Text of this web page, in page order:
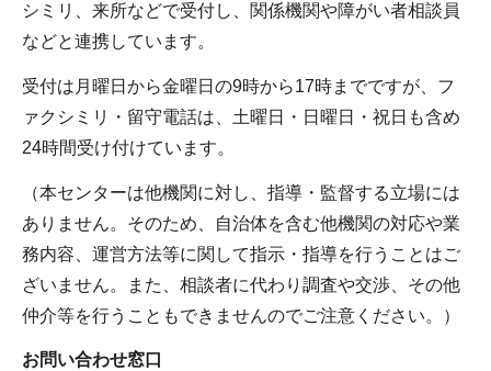
シミリ、来所などで受付し、関係機関や障がい者相談員
などと連携しています。
受付は月曜日から金曜日の9時から17時までですが、フ
ァクシミリ・留守電話は、土曜日・日曜日・祝日も含め
24時間受け付けています。
（本センターは他機関に対し、指導・監督する立場には
ありません。そのため、自治体を含む他機関の対応や業
務内容、運営方法等に関して指示・指導を行うことはご
ざいません。また、相談者に代わり調査や交渉、その他
仲介等を行うこともできませんのでご注意ください。）
お問い合わせ窓口